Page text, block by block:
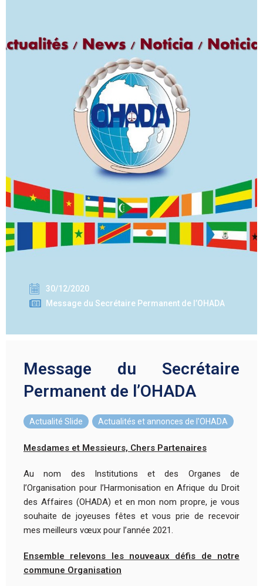
30/12/2020
Message du Secrétaire Permanent de l’OHADA
Message du Secrétaire
Permanent de l’OHADA
Actualité Slide Actualités et annonces de l'OHADA
Mesdames et Messieurs, Chers Partenaires
Au nom des Institutions et des Organes de
l’Organisation pour l’Harmonisation en Afrique du Droit
des Affaires (OHADA) et en mon nom propre, je vous
souhaite de joyeuses fêtes et vous prie de recevoir
mes meilleurs vœux pour l’année 2021.
Ensemble relevons les nouveaux défis de notre
commune Organisation